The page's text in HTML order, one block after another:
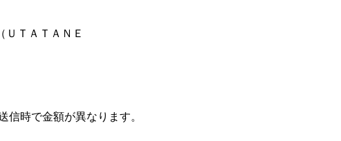
ＵＴＡＴＡＮＥ
時で金額が異なります。